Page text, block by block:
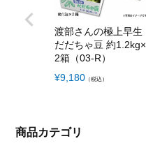
渡部さんの極上早生
だだちゃ豆 約1.2kg×
2箱（03-R）
¥9,180 （税込）
商品カテゴリ